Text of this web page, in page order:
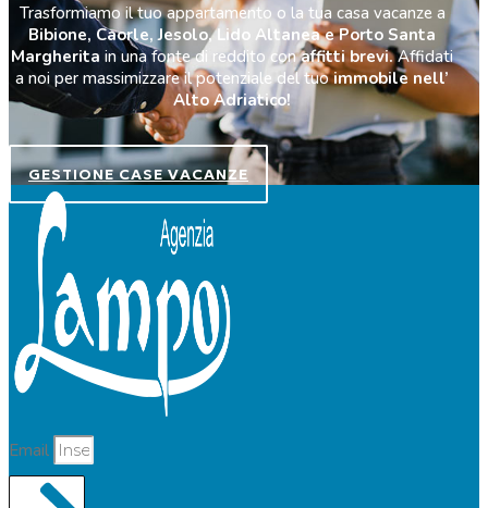
Trasformiamo il tuo appartamento o la tua casa vacanze a
Bibione, Caorle, Jesolo, Lido Altanea e Porto Santa
Margherita in una fonte di reddito conaffitti brevi.Affidati
a noi per massimizzare il potenziale del tuoimmobile nell’
Alto Adriatico!
GESTIONE CASE VACANZE
Email